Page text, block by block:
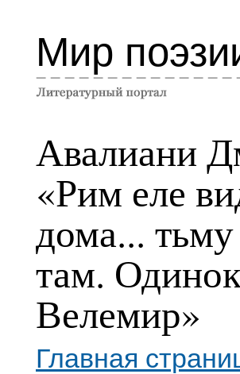
Мир
Авалиани
«Рим еле
дома... тьму
там.
Велемир»
Главная